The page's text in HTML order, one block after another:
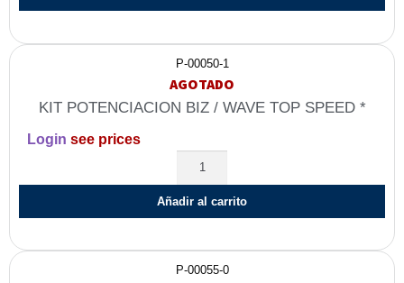
P-00050-1
AGOTADO
KIT POTENCIACION BIZ / WAVE TOP SPEED *
Login see prices
Añadir al carrito
P-00055-0